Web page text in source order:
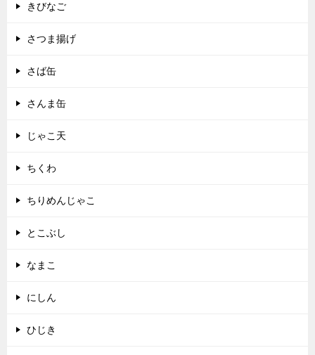
きびなご
さつま揚げ
さば缶
さんま缶
じゃこ天
ちくわ
ちりめんじゃこ
とこぶし
なまこ
にしん
ひじき